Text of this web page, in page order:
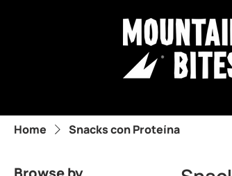
Home Snacks con Proteína